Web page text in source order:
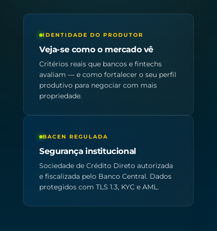
IDENTIDADE DO PRODUTOR
Veja-se como o mercado vê
Critérios reais que bancos e fintechs
avaliam — e como fortalecer o seu perfil
produtivo para negociar com mais
propriedade.
BACEN REGULADA
Segurança institucional
Sociedade de Crédito Direto autorizada
e fiscalizada pelo Banco Central. Dados
protegidos com TLS 1.3, KYC e AML.